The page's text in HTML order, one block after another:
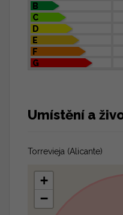
B
C
D
E
F
G
Umístění a
Torrevieja (Alicante)
+
−